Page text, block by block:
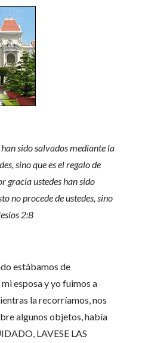
sido salvados mediante la
sino que es el regalo de
gracia ustedes han sido
no procede de ustedes, sino
2:8
estábamos de
esposa y yo fuimos a
la recorríamos, nos
algunos objetos, había
LAVESE LAS